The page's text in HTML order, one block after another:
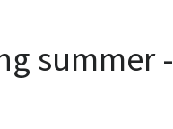
summer -